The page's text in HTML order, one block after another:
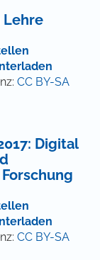
Lehre
CC BY-SA
Digital
CC BY-SA